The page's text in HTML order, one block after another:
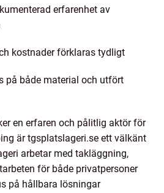
erfarenhet av
kostnader förklaras tydligt
på både material och utfört
en erfaren och pålitlig aktör för
är tgsplatslageri.se ett välkänt
arbetar med takläggning,
för både privatpersoner
på hållbara lösningar